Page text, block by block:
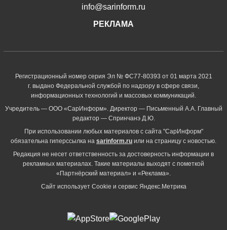
info@sarinform.ru
РЕКЛАМА
Регистрационный номер серия Эл № ФС77-80393 от 01 марта 2021
г. выдано Федеральной службой по надзору в сфере связи,
информационных технологий и массовых коммуникаций.
Учредитель — ООО «СарИнформ». Директор — Письменный А.А. Главный
редактор — Спринчанэ Д.Ю.
При использовании любых материалов с сайта "СарИнформ"
обязательна гиперссылка на sarinform.ru или на страницу с новостью.
Редакция не несет ответственность за достоверность информации в
рекламных материалах. Такие материалы выходят с пометкой
«Партнёрский материал» и «Реклама».
Сайт использует Cookie и сервиc Яндекс.Метрика